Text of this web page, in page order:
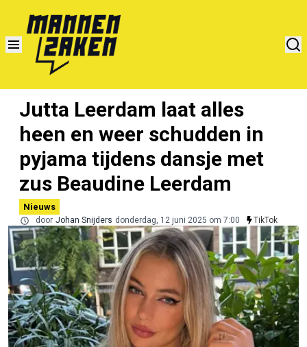
Jutta Leerdam laat alles
heen en weer schudden in
pyjama tijdens dansje met
zus Beaudine Leerdam
Nieuws
door Johan Snijders donderdag, 12 juni 2025 om 7:00 TikTok